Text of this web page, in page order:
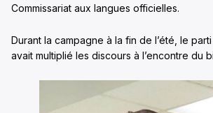
Commissariat aux langues officielles.
Durant la campagne à la fin de l’été, le
avait multiplié les discours à l’encontre du